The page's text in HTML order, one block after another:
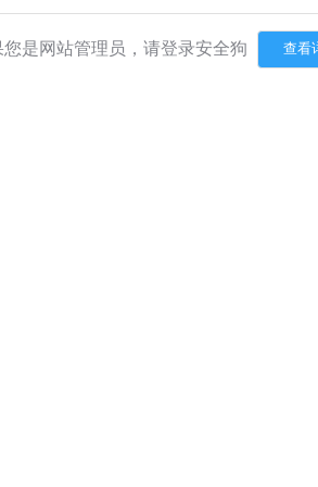
您是网站管理员，请登录安全狗